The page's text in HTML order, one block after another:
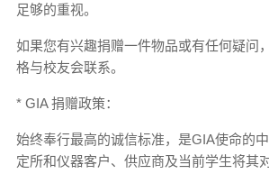
足够的重视。
如果您有兴趣捐赠一件物品或有任何疑问
格与校友会联系。
* GIA 捐赠政策：
始终奉行最高的诚信标准，是GIA使命的
定所和仪器客户、供应商及当前学生将其